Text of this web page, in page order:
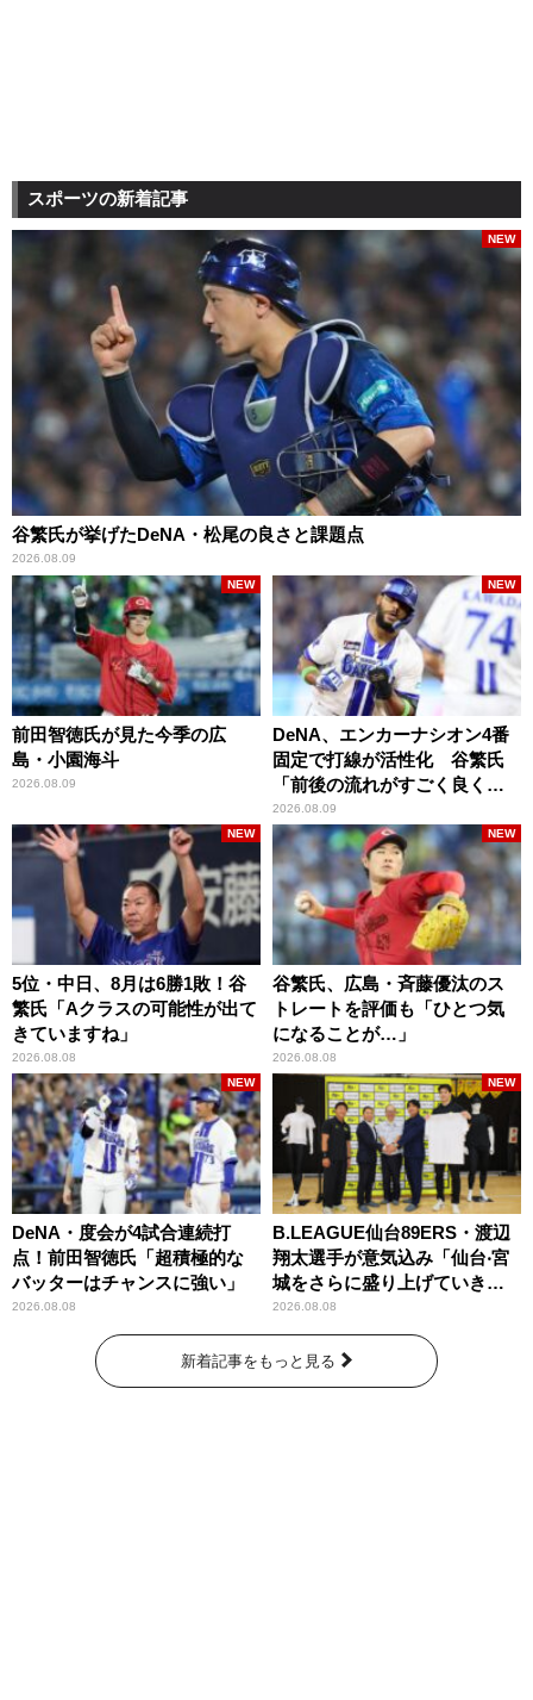
スポーツの新着記事
谷繁氏が挙げたDeNA・松尾の良さと課題点
2026.08.09
NEW
前田智徳氏が見た今季の広
島・小園海斗
2026.08.09
NEW
DeNA、エンカーナシオン4番
固定で打線が活性化 谷繁氏
「前後の流れがすごく良くな
りましたね」
2026.08.09
NEW
5位・中日、8月は6勝1敗！谷
繁氏「Aクラスの可能性が出て
きていますね」
2026.08.08
NEW
谷繁氏、広島・斉藤優汰のス
トレートを評価も「ひとつ気
になることが…」
2026.08.08
NEW
DeNA・度会が4試合連続打
点！前田智徳氏「超積極的な
バッターはチャンスに強い」
2026.08.08
NEW
B.LEAGUE仙台89ERS・渡辺
翔太選手が意気込み「仙台‧宮
城をさらに盛り上げていきた
いです」
2026.08.08
NEW
新着記事をもっと見る